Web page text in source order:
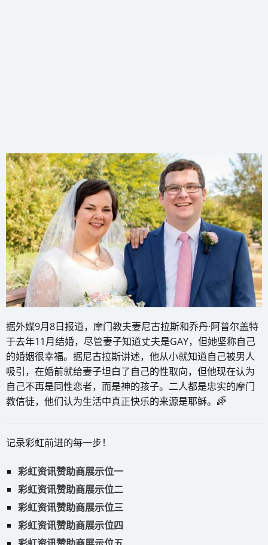
据外媒9月8日报道，摩门教夫妻尼古拉斯和乔丹·阿普尔盖特
于去年11月结婚，尽管妻子知道丈夫是GAY，但她坚称自己
的婚姻很幸福。据尼古拉斯讲述，他从小就知道自己被男人
吸引，在婚前就给妻子坦白了自己的性取向，但他现在认为
自己不再是同性恋者，而是神的孩子。二人都是忠实的摩门
教信徒，他们认为生活中真正快乐的来源是耶稣。🌈
记录彩虹前进的每一步！
彩虹资讯赞助商展示位一
彩虹资讯赞助商展示位二
彩虹资讯赞助商展示位三
彩虹资讯赞助商展示位四